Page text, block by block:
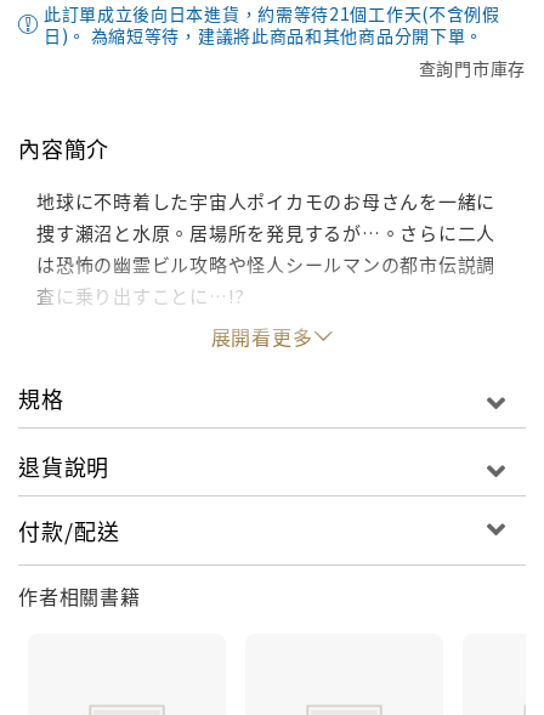
此訂單成立後向日本進貨，約需等待21個工作天(不含例假
日)。 為縮短等待，建議將此商品和其他商品分開下單。
查詢門市庫存
內容簡介
地球に不時着した宇宙人ポイカモのお母さんを一緒に
捜す瀬沼と水原。居場所を発見するが…。さらに二人
は恐怖の幽霊ビル攻略や怪人シールマンの都市伝説調
査に乗り出すことに…!?
展開看更多
規格
退貨說明
付款/配送
作者相關書籍